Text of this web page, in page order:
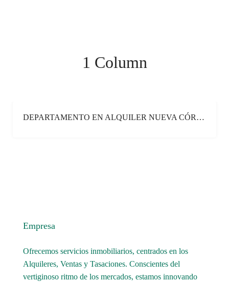
1 Column
ALQUILERDEPARTAMENTO EN ALQUILER NUEVA CÓRDOBA
Empresa
Ofrecemos servicios inmobiliarios, centrados en los
Alquileres, Ventas y Tasaciones. Conscientes del
vertiginoso ritmo de los mercados, estamos innovando